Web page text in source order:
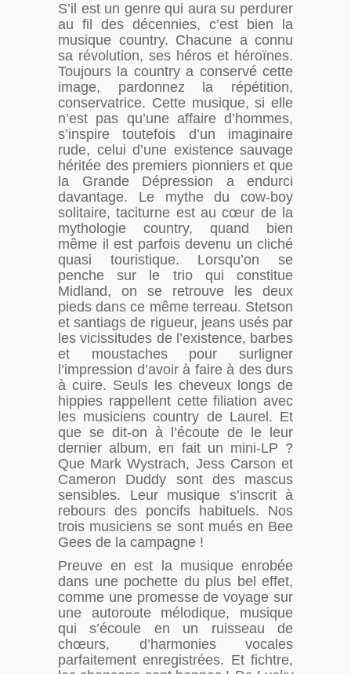
S’il est un genre qui aura su perdurer
au fil des décennies, c’est bien la
musique country. Chacune a connu
sa révolution, ses héros et héroïnes.
Toujours la country a conservé cette
image, pardonnez la répétition,
conservatrice. Cette musique, si elle
n’est pas qu’une affaire d’hommes,
s’inspire toutefois d’un imaginaire
rude, celui d’une existence sauvage
héritée des premiers pionniers et que
la Grande Dépression a endurci
davantage. Le mythe du cow-boy
solitaire, taciturne est au cœur de la
mythologie country, quand bien
même il est parfois devenu un cliché
quasi touristique. Lorsqu’on se
penche sur le trio qui constitue
Midland, on se retrouve les deux
pieds dans ce même terreau. Stetson
et santiags de rigueur, jeans usés par
les vicissitudes de l’existence, barbes
et moustaches pour surligner
l’impression d’avoir à faire à des durs
à cuire. Seuls les cheveux longs de
hippies rappellent cette filiation avec
les musiciens country de Laurel. Et
que se dit-on à l’écoute de le leur
dernier album, en fait un mini-LP ?
Que Mark Wystrach, Jess Carson et
Cameron Duddy sont des mascus
sensibles. Leur musique s’inscrit à
rebours des poncifs habituels. Nos
trois musiciens se sont mués en Bee
Gees de la campagne !
Preuve en est la musique enrobée
dans une pochette du plus bel effet,
comme une promesse de voyage sur
une autoroute mélodique, musique
qui s’écoule en un ruisseau de
chœurs, d’harmonies vocales
parfaitement enregistrées. Et fichtre,